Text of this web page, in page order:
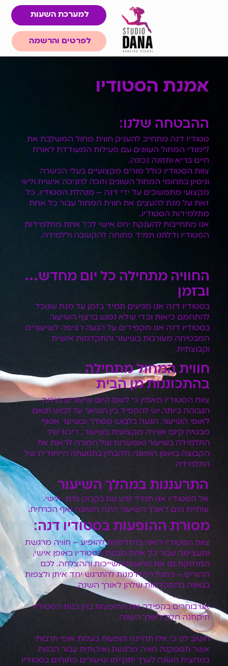
למערכת השעות
לפרטים והרשמה
אמנת הסטודיו
ההבטחה שלנו:
סטודיו דנה מתחייב להעניק חווית מחול המשלבת את
לימודי המחול השונים עם פעילות המעודדת לאורח
חיים בריא ותזונה נכונה.
צוות הסטודיו כולל מורים מקצועיים בעלי הכשרה
וניסיון בתחומי המחול השונים וזוכה לחניכה אישית וליווי
מקצועי מתמשכים על ידי דנה – מנהלת הסטודיו. כל
זאת על מנת להעצים את חווית המחול עבור כל אחת
מתלמידות הסטודיו.
אנו מתחייבות להענקת יחס אישי לכל אחת מתלמידות
הסטודיו ודלתנו תמיד פתוחה להקשבה וללמידה.
החוויה מתחילה כל יום מחדש...
ובזמן
בסטודיו דנה אנו מגיעים תמיד בזמן על מנת שנוכל
להתחמם כיאות וכדי שלא נפגע ברצף השיעור.
בסטודיו דנה אנו מקפידים על הגעה רציפה לשיעורים
המבטיחה מעורבות בשיעור והתקדמות אישית
וקבוצתית.
חווית המחול מתחילה
בהתכוננות מן הבית
צוות הסטודיו מאמין כי לשם קיום שיעורים ברמה
הגבוהה ביותר, יש להקפיד בין השאר על לבוש תואם
לאופי השיעור. הגעה בלבוש מסודר ובשיער אסוף
מבטיח קיום אווירה מקצועית בשיעור , ריכוז של
התלמידה בשיעור ואפשרות של המורה לראות את
הקבוצה באופן הומוגני, ולהבחין בתנועתה הייחודית של
התלמידה.
התרעננות במהלך השיעור
אל הסטודיו אנו תמיד נגיע עם בקבוק מים אישי.
שתיית מים לאורך השיעור הינה חשובה ואף הכרחית.
מסורת ההופעות בסטודיו דנה:
צוות הסטודיו רואה בהזדמנות להופיע – חוויה מרגשת
ומעצימה עבור כל אחת מבנות הסטודיו באופן אישי,
המחזקת גם את תחושת השייכות וההצלחה. לכם
ההורים – ניתנת ההזדמנות להתרגש יחד איתן ולצפות
בגאווה בהתקדמות שלהן לאורך השנה.
אנו בוחרים בקפידה את ההופעות בהן בנות הסטודיו
תיקחנה חלק לאורך השנה.
חשוב לנו כי אלו תהיינה הופעות בעלות אופי תרבותי
אשר תספקנה חוויה מרגשת ואיכותית עבור הבנות.
במחצית השנה לערך יתקיימו שיעורים פתוחים בסטודיו